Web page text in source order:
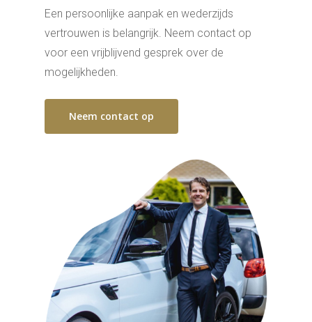
Een persoonlijke aanpak en wederzijds
vertrouwen is belangrijk. Neem contact op
voor een vrijblijvend gesprek over de
mogelijkheden.
Neem contact op